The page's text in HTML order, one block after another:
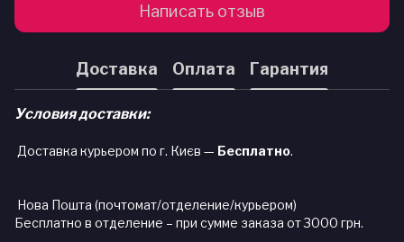
Написать отзыв
Доставка Оплата Гарантия
Условия доставки:
Доставка курьером по г. Києв — Бесплатно.
Нова Пошта (почтомат/отделение/курьером)
Бесплатно в отделение – при сумме заказа от 3000 грн.